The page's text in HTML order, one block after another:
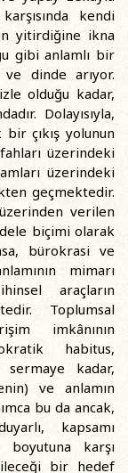
kendi
yitirdiğine ikna
gibi anlamlı bir
dinde arıyor.
olduğu kadar,
Dolayısıyla,
bir çıkış yolunun
üzerindeki
üzerindeki
geçmektedir.
verilen
biçimi olarak
bürokrasi ve
mimarı
araçların
Toplumsal
imkânının
habitus,
kadar,
ve anlamın
bu da ancak,
kapsamı
karşı
bir hedef